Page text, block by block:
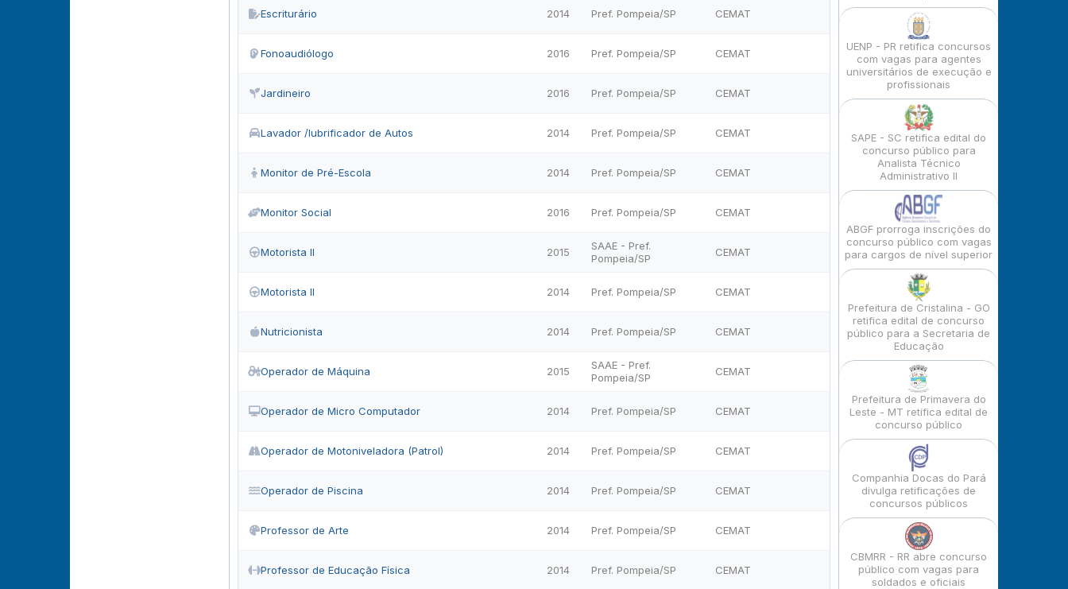
Escriturário 2014 Pref. Pompeia/SP CEMAT
Fonoaudiólogo 2016 Pref. Pompeia/SP CEMAT
Jardineiro 2016 Pref. Pompeia/SP CEMAT
Lavador /lubrificador de Autos 2014 Pref. Pompeia/SP CEMAT
Monitor de Pré-Escola 2014 Pref. Pompeia/SP CEMAT
Monitor Social 2016 Pref. Pompeia/SP CEMAT
Motorista II 2015
SAAE - Pref.
Pompeia/SP
CEMAT
Motorista II 2014 Pref. Pompeia/SP CEMAT
Nutricionista 2014 Pref. Pompeia/SP CEMAT
Operador de Máquina 2015
SAAE - Pref.
Pompeia/SP
CEMAT
Operador de Micro Computador 2014 Pref. Pompeia/SP CEMAT
Operador de Motoniveladora (Patrol) 2014 Pref. Pompeia/SP CEMAT
Operador de Piscina 2014 Pref. Pompeia/SP CEMAT
Professor de Arte 2014 Pref. Pompeia/SP CEMAT
Professor de Educação Física 2014 Pref. Pompeia/SP CEMAT
UENP - PR retifica concursos
com vagas para agentes
universitários de execução e
profissionais
SAPE - SC retifica edital do
concurso público para
Analista Técnico
Administrativo II
ABGF prorroga inscrições do
concurso público com vagas
para cargos de nível superior
Prefeitura de Cristalina - GO
retifica edital de concurso
público para a Secretaria de
Educação
Prefeitura de Primavera do
Leste - MT retifica edital de
concurso público
Companhia Docas do Pará
divulga retificações de
concursos públicos
CBMRR - RR abre concurso
público com vagas para
soldados e oficiais